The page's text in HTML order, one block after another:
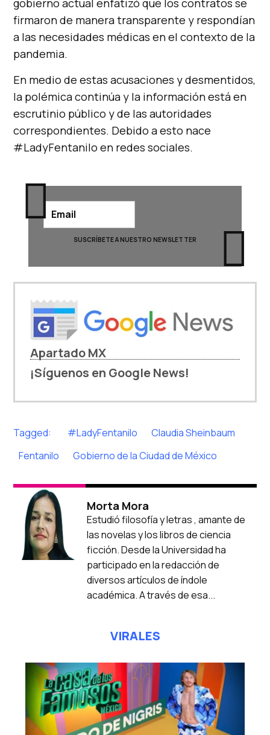
firmaron de manera transparente y respondían
a las necesidades médicas en el contexto de la
pandemia.
En medio de estas acusaciones y desmentidos,
la polémica continúa y la información está en
escrutinio público y de las autoridades
correspondientes. Debido a esto nace
#LadyFentanilo en redes sociales.
Apartado MX
¡Síguenos en Google News!
Tagged: #LadyFentanilo
Claudia Sheinbaum
Fentanilo
Gobierno de la Ciudad de México
Morta Mora
Estudió filosofía y letras , amante de
las novelas y los libros de ciencia
ficción. Desde la Universidad ha
participado en la redacción de
diversos artículos de índole
académica. A través de esa...
VIRALES